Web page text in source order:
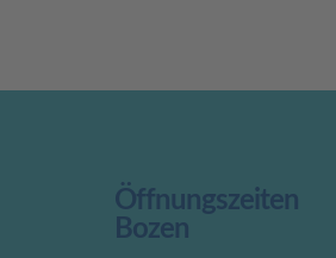
Öffnungszeiten
Bozen